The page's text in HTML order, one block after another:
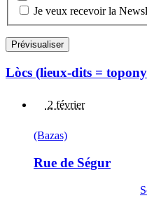
Je veux recevoir la
Lòcs (lieux-dits =
2 février
(Bazas)
Rue de Ségur